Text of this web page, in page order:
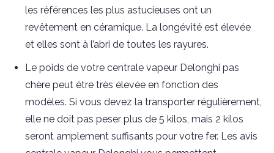
les références les plus astucieuses ont un
revêtement en céramique. La longévité est élevée
et elles sont à l’abri de toutes les rayures.
Le poids de votre centrale vapeur Delonghi pas
chère peut être très élevée en fonction des
modèles. Si vous devez la transporter régulièrement,
elle ne doit pas peser plus de 5 kilos, mais 2 kilos
seront amplement suffisants pour votre fer. Les avis